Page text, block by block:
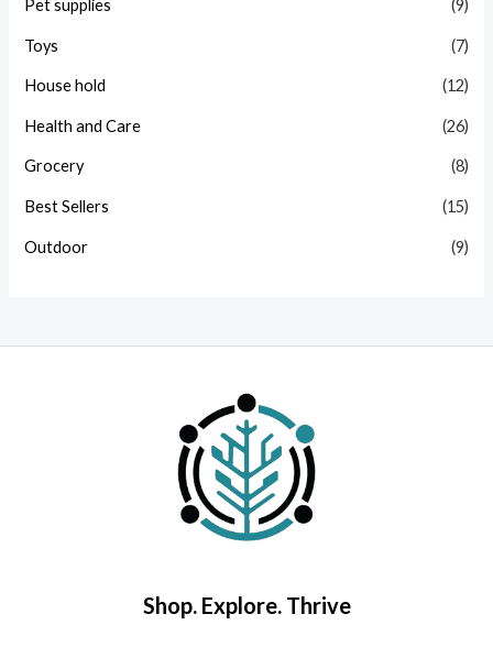
Pet supplies (9)
Toys (7)
House hold (12)
Health and Care (26)
Grocery (8)
Best Sellers (15)
Outdoor (9)
Shop. Explore. Thrive